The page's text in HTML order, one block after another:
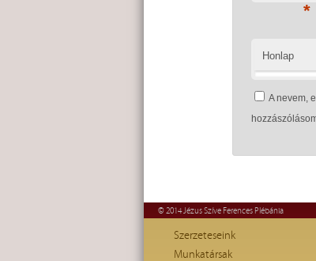
*
Honlap
A nevem,
© 2014 Jézus Szíve Ferences Plébánia
Szerzeteseink
Munkatársak